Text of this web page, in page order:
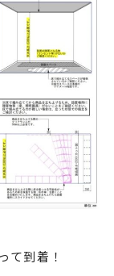
て到着！